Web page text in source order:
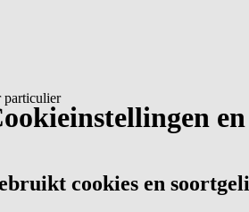
particulier
cookies en